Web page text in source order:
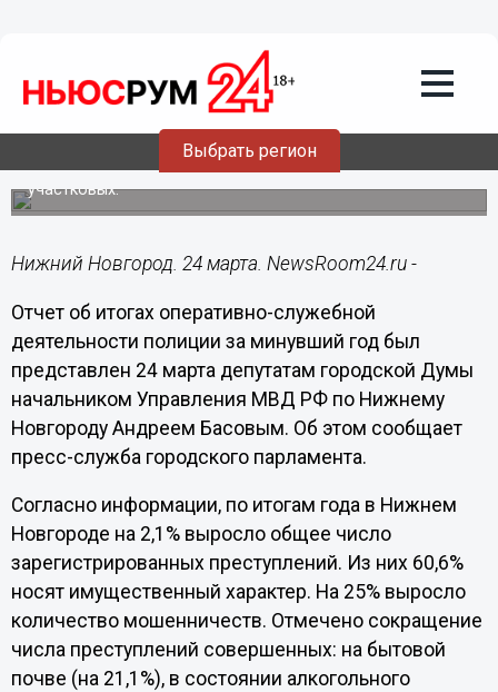
Выбрать регион
450 сотрудников не хватает в штате
городской полиции Нижнего
В том числе более 100 человек требуется в полк
патрульно-постовой службы, около 40 – в штат
участковых.
Нижний Новгород. 24 марта. NewsRoom24.ru -
Отчет об итогах оперативно-служебной
деятельности полиции за минувший год был
представлен 24 марта депутатам городской Думы
начальником Управления МВД РФ по Нижнему
Новгороду Андреем Басовым. Об этом сообщает
пресс-служба городского парламента.
Согласно информации, по итогам года в Нижнем
Новгороде на 2,1% выросло общее число
зарегистрированных преступлений. Из них 60,6%
носят имущественный характер. На 25% выросло
количество мошенничеств. Отмечено сокращение
числа преступлений совершенных: на бытовой
почве (на 21,1%), в состоянии алкогольного